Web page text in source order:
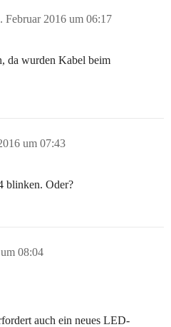
Februar 2016 um 06:17
da wurden Kabel beim
um 07:43
blinken. Oder?
08:04
auch ein neues LED-